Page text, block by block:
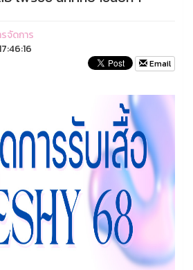
จัดการ
Email